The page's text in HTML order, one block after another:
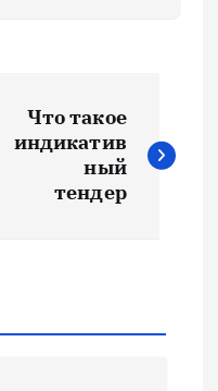
Что такое
индикатив
ный
тендер